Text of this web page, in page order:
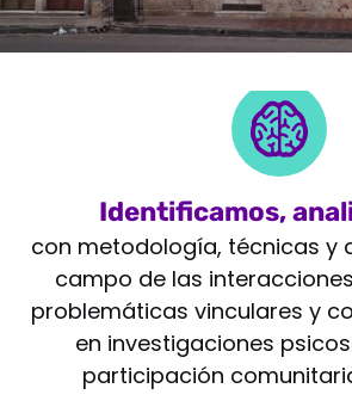
Identificamos,
con metodología, técnicas y
campo de las
problemáticas vinculares y
en investigaciones
participación